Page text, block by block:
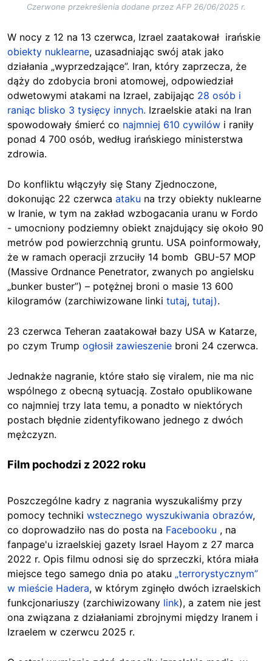
Czerwone przekreślenia dodane przez AFP 26/06/2025 r.
W nocy z 12 na 13 czerwca, Izrael zaatakował irańskie
obiekty nuklearne, uzasadniając swój atak jako
działania „wyprzedzające”. Iran, który zaprzecza, że
dąży do zdobycia broni atomowej, odpowiedział
odwetowymi atakami na Izrael, zabijając 28 osób i
raniąc blisko 3 tysięcy innych. Izraelskie ataki na Iran
spowodowały śmierć co najmniej 610 cywilów i raniły
ponad 4 700 osób, według irańskiego ministerstwa
zdrowia.
Do konfliktu włączyły się Stany Zjednoczone,
dokonując 22 czerwca ataku na trzy obiekty nuklearne
w Iranie, w tym na zakład wzbogacania uranu w Fordo
- umocniony podziemny obiekt znajdujący się około 90
metrów pod powierzchnią gruntu. USA poinformowały,
że w ramach operacji zrzuciły 14 bomb GBU-57 MOP
(Massive Ordnance Penetrator, zwanych po angielsku
„bunker buster”) – potężnej broni o masie 13 600
kilogramów (zarchiwizowane linki tutaj, tutaj).
23 czerwca Teheran zaatakował bazy USA w Katarze,
po czym Trump ogłosił zawieszenie broni 24 czerwca.
Jednakże nagranie, które stało się viralem, nie ma nic
wspólnego z obecną sytuacją. Zostało opublikowane
co najmniej trzy lata temu, a ponadto w niektórych
postach błędnie zidentyfikowano jednego z dwóch
mężczyzn.
Film pochodzi z 2022 roku
Poszczególne kadry z nagrania wyszukaliśmy przy
pomocy techniki wstecznego wyszukiwania obrazów,
co doprowadziło nas do posta na Facebooku , na
fanpage'u izraelskiej gazety Israel Hayom z 27 marca
2022 r. Opis filmu odnosi się do sprzeczki, która miała
miejsce tego samego dnia po ataku „terrorystycznym”
w mieście Hadera, w którym zginęło dwóch izraelskich
funkcjonariuszy (zarchiwizowany link), a zatem nie jest
ona związana z działaniami zbrojnymi między Iranem i
Izraelem w czerwcu 2025 r.